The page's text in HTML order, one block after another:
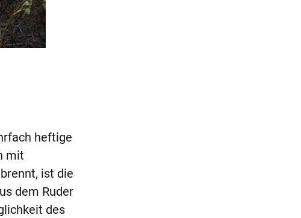
heftige
mit
ist die
dem Ruder
des